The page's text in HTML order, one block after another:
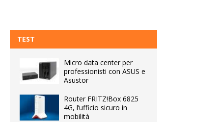
TEST
Micro data center per
professionisti con ASUS e
Asustor
Router FRITZ!Box 6825
4G, l’ufficio sicuro in
mobilità